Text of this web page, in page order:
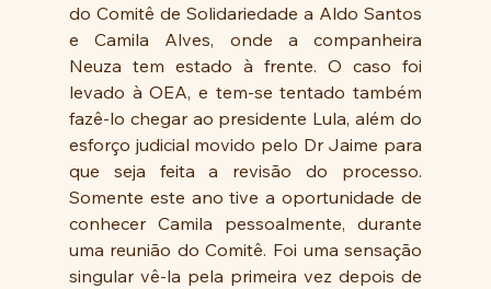
do Comitê de Solidariedade a Aldo Santos
e Camila Alves, onde a companheira
Neuza tem estado à frente. O caso foi
levado à OEA, e tem-se tentado também
fazê-lo chegar ao presidente Lula, além do
esforço judicial movido pelo Dr Jaime para
que seja feita a revisão do processo.
Somente este ano tive a oportunidade de
conhecer Camila pessoalmente, durante
uma reunião do Comitê. Foi uma sensação
singular vê-la pela primeira vez depois de